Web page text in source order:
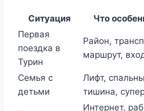
Ситуация
Что
Первая
поездка в
Турин
Район,
маршрут,
Семья с
детьми
Лифт,
тишина,
Интернет,